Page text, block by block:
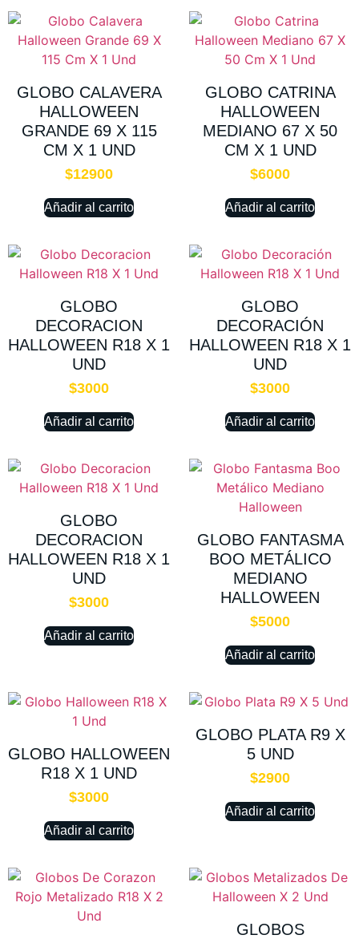
GLOBO CALAVERA
HALLOWEEN
GRANDE 69 X 115
CM X 1 UND
$12900
Añadir al carrito
GLOBO CATRINA
HALLOWEEN
MEDIANO 67 X 50
CM X 1 UND
$6000
Añadir al carrito
GLOBO
DECORACION
HALLOWEEN R18 X 1
UND
$3000
Añadir al carrito
GLOBO
DECORACIÓN
HALLOWEEN R18 X 1
UND
$3000
Añadir al carrito
GLOBO
DECORACION
HALLOWEEN R18 X 1
UND
$3000
Añadir al carrito
GLOBO FANTASMA
BOO METÁLICO
MEDIANO
HALLOWEEN
$5000
Añadir al carrito
GLOBO HALLOWEEN
R18 X 1 UND
$3000
Añadir al carrito
GLOBO PLATA R9 X
5 UND
$2900
Añadir al carrito
GLOBOS